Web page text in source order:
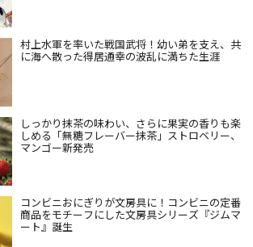
村上水軍を率いた戦国武将！幼い弟を支え、共
に海へ散った得居通幸の波乱に満ちた生涯
しっかり抹茶の味わい、さらに果実の香りも楽
しめる「無糖フレーバー抹茶」ストロベリー、
マンゴー新発売
コンビニおにぎりが文房具に！コンビニの定番
商品をモチーフにした文房具シリーズ『ジムマ
ート』誕生